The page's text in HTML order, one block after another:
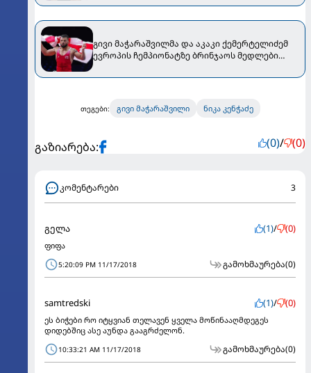
გივი მაჭარაშვილმა და აკაკი ქემერტელიძემ
ევროპის ჩემპიონატზე ბრინჯაოს მედლები
თეგები: გივი მაჭარაშვილი ნიკა კენჭაძე
გაზიარება: (0)/ (0)
კომენტარები 3
გელა (1)/ (0)
ფიფა
5:20:09 PM 11/17/2018 გამოხმაურება(0)
samtredski (1)/ (0)
ეს ბიჭები რო იტყვიან თელავენ ყველა მოწინააღმდეგეს
დიდებშიც ასე აუნდა გააგრძელონ.
10:33:21 AM 11/17/2018 გამოხმაურება(0)